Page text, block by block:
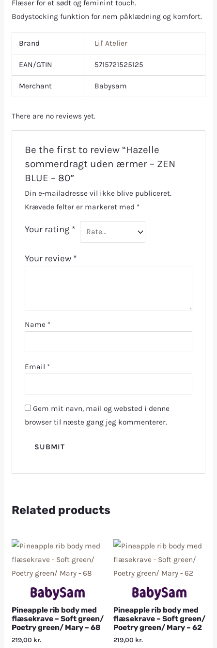
Flæser for et sødt og feminint touch.
Bodystocking funktion for nem påklædning og komfort.
Brand Lil' Atelier
EAN/GTIN 5715721525125
Merchant Babysam
There are no reviews yet.
Be the first to review “Hazelle
sommerdragt uden ærmer – ZEN
BLUE – 80”
Din e-mailadresse vil ikke blive publiceret.
Krævede felter er markeret med *
Your rating *
Your review *
Name *
Email *
Gem mit navn, mail og websted i denne
browser til næste gang jeg kommenterer.
Related products
Pineapple rib body med
flæsekrave – Soft green/
Poetry green/ Mary – 68
219,00 kr.
Pineapple rib body med
flæsekrave – Soft green/
Poetry green/ Mary – 62
219,00 kr.